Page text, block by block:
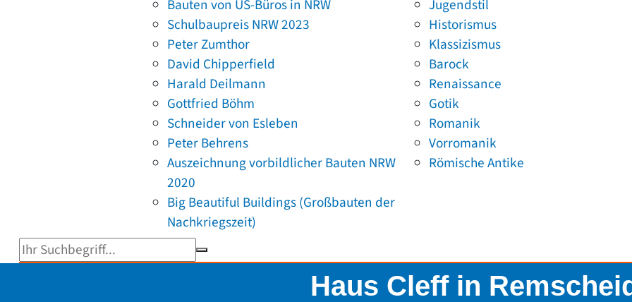
Bauten von US-Büros in NRW
Schulbaupreis NRW 2023
Peter Zumthor
David Chipperfield
Harald Deilmann
Gottfried Böhm
Schneider von Esleben
Peter Behrens
Auszeichnung vorbildlicher Bauten NRW
2020
Big Beautiful Buildings (Großbauten der
Nachkriegszeit)
Jugendstil
Historismus
Klassizismus
Barock
Renaissance
Gotik
Romanik
Vorromanik
Römische Antike
Suchbegriff eingeben
Haus Cleff in